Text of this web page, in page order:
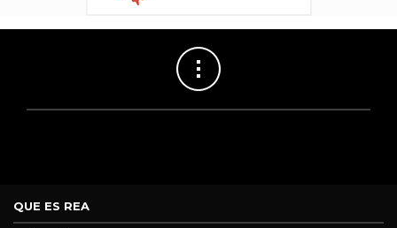
QUE ES REA